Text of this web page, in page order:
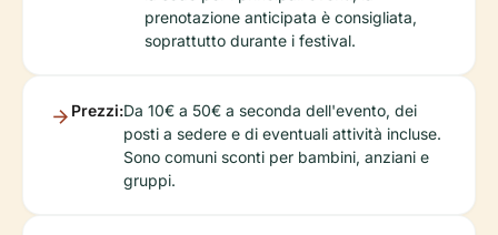
prenotazione anticipata è consigliata,
soprattutto durante i festival.
Prezzi:Da 10€ a 50€ a seconda dell'evento, dei
posti a sedere e di eventuali attività incluse.
Sono comuni sconti per bambini, anziani e
gruppi.